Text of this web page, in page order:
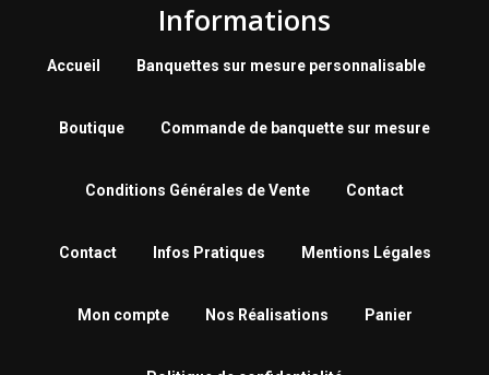
Informations
Accueil Banquettes sur mesure personnalisable
Boutique Commande de banquette sur mesure
Conditions Générales de Vente Contact
Contact Infos Pratiques Mentions Légales
Mon compte Nos Réalisations Panier